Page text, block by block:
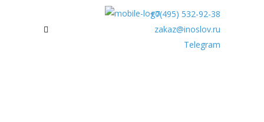
+7(495) 532-92-38
zakaz@inoslov.ru
Telegram